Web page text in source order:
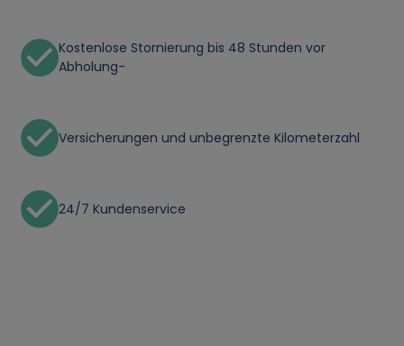
Kostenlose Stornierung bis 48 Stunden vor
Abholung-
Versicherungen und unbegrenzte Kilometerzahl
24/7 Kundenservice